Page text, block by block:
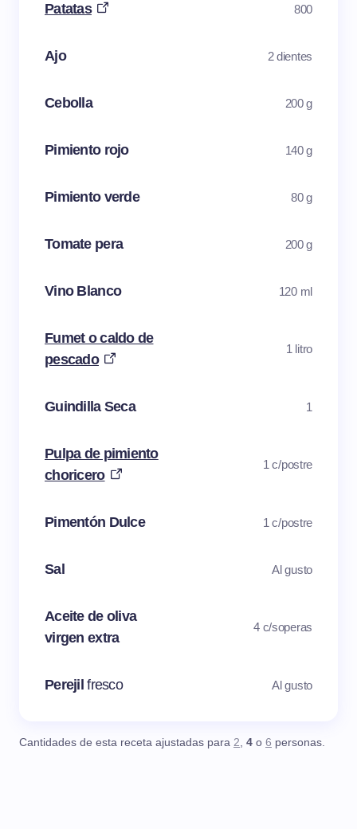
Patatas 800
Ajo 2 dientes
Cebolla 200 g
Pimiento rojo 140 g
Pimiento verde 80 g
Tomate pera 200 g
Vino Blanco 120 ml
Fumet o caldo de
pescado
1 litro
Guindilla Seca 1
Pulpa de pimiento
choricero
1 c/postre
Pimentón Dulce 1 c/postre
Sal Al gusto
Aceite de oliva
virgen extra
4 c/soperas
Perejilfresco Al gusto
Cantidades de esta receta ajustadas para 2, 4 o 6 personas.